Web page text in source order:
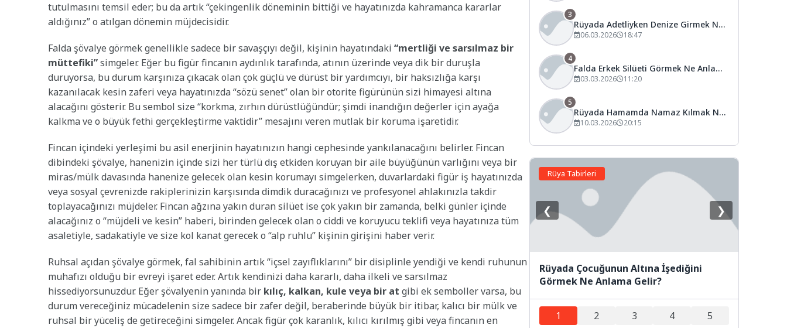
tutulmasını temsil eder; bu da artık “çekingenlik döneminin bittiği ve hayatınızda kahramanca kararlar
aldığınız” o atılgan dönemin müjdecisidir.
Falda şövalye görmek genellikle sadece bir savaşçıyı değil, kişinin hayatındaki “mertliği ve sarsılmaz bir
müttefiki”simgeler. Eğer bu figür fincanın aydınlık tarafında, atının üzerinde veya dik bir duruşla
duruyorsa, bu durum karşınıza çıkacak olan çok güçlü ve dürüst bir yardımcıyı, bir haksızlığa karşı
kazanılacak kesin zaferi veya hayatınızda “sözü senet” olan bir otorite figürünün sizi himayesi altına
alacağını gösterir. Bu sembol size “korkma, zırhın dürüstlüğündür; şimdi inandığın değerler için ayağa
kalkma ve o büyük fethi gerçekleştirme vaktidir” mesajını veren mutlak bir koruma işaretidir.
Fincan içindeki yerleşimi bu asil enerjinin hayatınızın hangi cephesinde yankılanacağını belirler. Fincan
dibindeki şövalye, hanenizin içinde sizi her türlü dış etkiden koruyan bir aile büyüğünün varlığını veya bir
miras/mülk davasında hanenize gelecek olan kesin korumayı simgelerken, duvarlardaki figür iş hayatınızda
veya sosyal çevrenizde rakiplerinizin karşısında dimdik duracağınızı ve profesyonel ahlakınızla takdir
toplayacağınızı müjdeler. Fincan ağzına yakın duran silüet ise çok yakın bir zamanda, belki günler içinde
alacağınız o “müjdeli ve kesin” haberi, birinden gelecek olan o ciddi ve koruyucu teklifi veya hayatınıza tüm
asaletiyle, sadakatiyle ve size kol kanat gerecek o “alp ruhlu” kişinin girişini haber verir.
Ruhsal açıdan şövalye görmek, fal sahibinin artık “içsel zayıflıklarını” bir disiplinle yendiği ve kendi ruhunun
muhafızı olduğu bir evreyi işaret eder. Artık kendinizi daha kararlı, daha ilkeli ve sarsılmaz
hissediyorsunuzdur. Eğer şövalyenin yanında bir kılıç, kalkan, kule veya bir at gibi ek semboller varsa, bu
durum vereceğiniz mücadelenin size sadece bir zafer değil, beraberinde büyük bir itibar, kalıcı bir mülk ve
ruhsal bir yüceliş de getireceğini simgeler. Ancak figür çok karanlık, kılıcı kırılmış gibi veya fincanın en
3
Rüyada Adetliyken Denize Girmek Ne
Anlama Gelir?
06.03.2026 18:47
4
Falda Erkek Silüeti Görmek Ne Anlama
Gelir?
03.03.2026 11:20
5
Rüyada Hamamda Namaz Kılmak Ne
Anlama Gelir?
10.03.2026 20:15
Rüya Tabirleri
Rüyada Çocuğunun Altına İşediğini
Görmek Ne Anlama Gelir?
❮ ❯
1 2 3 4 5